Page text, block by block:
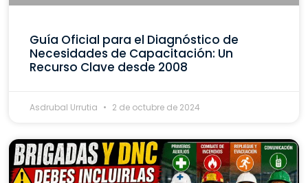
Guía Oficial para el Diagnóstico de
Necesidades de Capacitación: Un
Recurso Clave desde 2008
Asdrubal Urrutia 2 de octubre de 2024